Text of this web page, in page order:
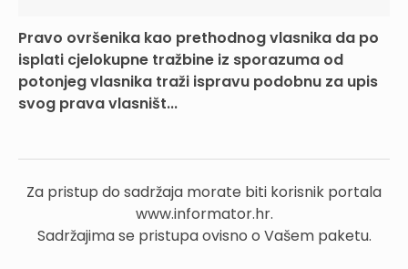
Pravo ovršenika kao prethodnog vlasnika da po
isplati cjelokupne tražbine iz sporazuma od
potonjeg vlasnika traži ispravu podobnu za upis
svog prava vlasništ...
Za pristup do sadržaja morate biti korisnik portala
www.informator.hr.
Sadržajima se pristupa ovisno o Vašem paketu.